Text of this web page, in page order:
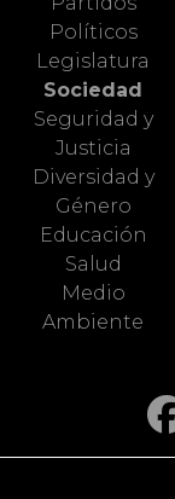
Políticos
Legislatura
Sociedad
Seguridad y
Justicia
Diversidad y
Género
Educación
Salud
Medio
Ambiente